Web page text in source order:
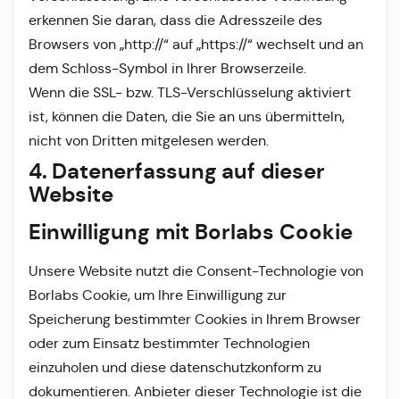
erkennen Sie daran, dass die Adresszeile des
Browsers von „http://“ auf „https://“ wechselt und an
dem Schloss-Symbol in Ihrer Browserzeile.
Wenn die SSL- bzw. TLS-Verschlüsselung aktiviert
ist, können die Daten, die Sie an uns übermitteln,
nicht von Dritten mitgelesen werden.
4. Datenerfassung auf dieser
Website
Einwilligung mit Borlabs Cookie
Unsere Website nutzt die Consent-Technologie von
Borlabs Cookie, um Ihre Einwilligung zur
Speicherung bestimmter Cookies in Ihrem Browser
oder zum Einsatz bestimmter Technologien
einzuholen und diese datenschutzkonform zu
dokumentieren. Anbieter dieser Technologie ist die